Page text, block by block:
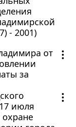
- 2001)
от
за
июля